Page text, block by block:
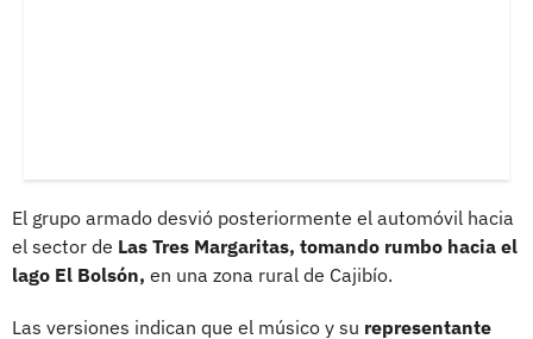
El grupo armado desvió posteriormente el automóvil hacia
el sector de Las Tres Margaritas, tomando rumbo hacia el
lago El Bolsón, en una zona rural de Cajibío.
Las versiones indican que el músico y su representante